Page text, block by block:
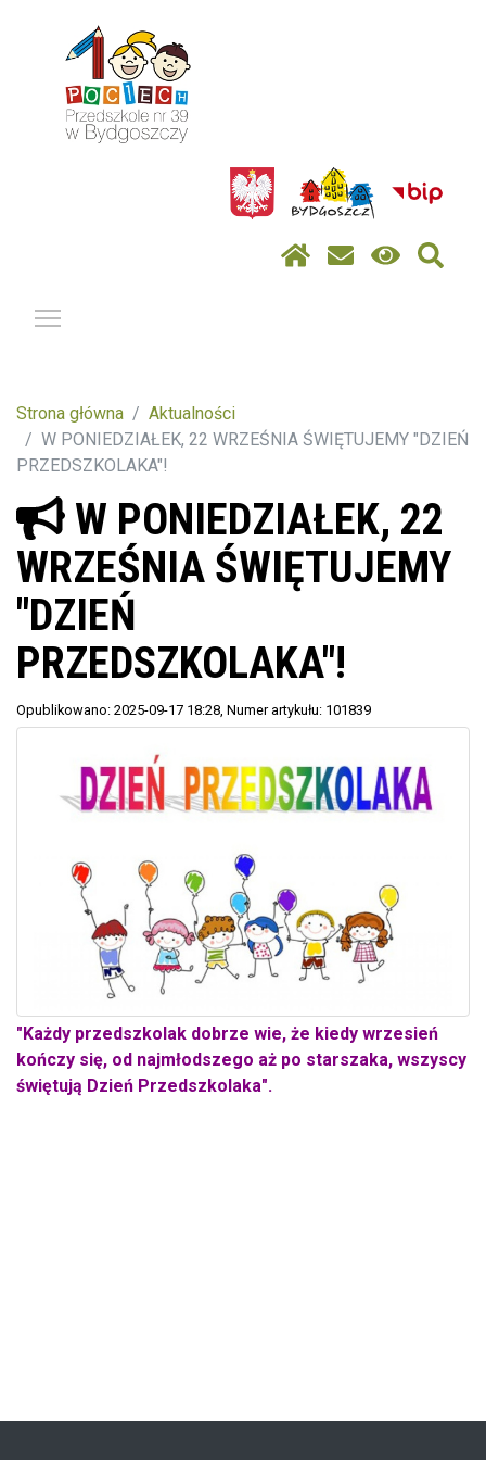
Strona główna
Aktualności
W PONIEDZIAŁEK, 22 WRZEŚNIA ŚWIĘTUJEMY "DZIEŃ
PRZEDSZKOLAKA"!
W PONIEDZIAŁEK, 22
WRZEŚNIA ŚWIĘTUJEMY
"DZIEŃ
PRZEDSZKOLAKA"!
Opublikowano: 2025-09-17 18:28 , Numer artykułu: 101839
"Każdy przedszkolak dobrze wie, że kiedy wrzesień
kończy się, od najmłodszego aż po starszaka, wszyscy
świętują Dzień Przedszkolaka".